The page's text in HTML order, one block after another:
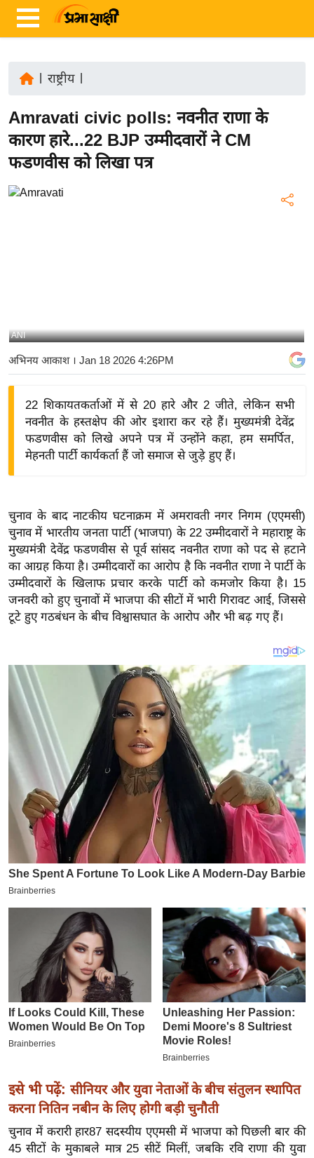
ज़ा
ख
र
रा
य
बि
ज़
द्यो
त
वि
शे
ष
ज्ञ
रा
ज
ट
खे
के
ट
P
2
0
ई
-
पे
मि
सा
ल
राष्ट्रीय|
Amravati civic polls: नवनीत राणा के
कारण हारे...22 BJP उम्मीदवारों ने CM
फडणवीस को लिखा पत्र
ANI
अभिनय आकाश। Jan 18 2026 4:26PM
22 शिकायतकर्ताओं में से 20 हारे और 2 जीते, लेकिन सभी
नवनीत के हस्तक्षेप की ओर इशारा कर रहे हैं। मुख्यमंत्री देवेंद्र
फडणवीस को लिखे अपने पत्र में उन्होंने कहा, हम समर्पित,
मेहनती पार्टी कार्यकर्ता हैं जो समाज से जुड़े हुए हैं।
चुनाव के बाद नाटकीय घटनाक्रम में अमरावती नगर निगम (एएमसी)
चुनाव में भारतीय जनता पार्टी (भाजपा) के 22 उम्मीदवारों ने महाराष्ट्र के
मुख्यमंत्री देवेंद्र फडणवीस से पूर्व सांसद नवनीत राणा को पद से हटाने
का आग्रह किया है। उम्मीदवारों का आरोप है कि नवनीत राणा ने पार्टी के
उम्मीदवारों के खिलाफ प्रचार करके पार्टी को कमजोर किया है। 15
जनवरी को हुए चुनावों में भाजपा की सीटों में भारी गिरावट आई, जिससे
टूटे हुए गठबंधन के बीच विश्वासघात के आरोप और भी बढ़ गए हैं।
इसे भी पढ़ें: सीनियर और युवा नेताओं के बीच संतुलन स्थापित
करना नितिन नबीन के लिए होगी बड़ी चुनौती
चुनाव में करारी हार87 सदस्यीय एएमसी में भाजपा को पिछली बार की
45 सीटों के मुकाबले मात्र 25 सीटें मिलीं, जबकि रवि राणा की युवा